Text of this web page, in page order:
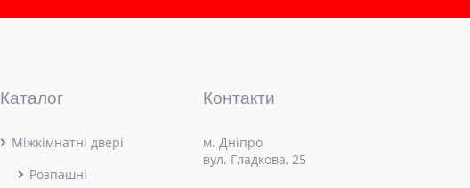
Каталог
Міжкімнатні двері
Розпашні
Контакти
м. Дніпро
вул. Гладкова, 25